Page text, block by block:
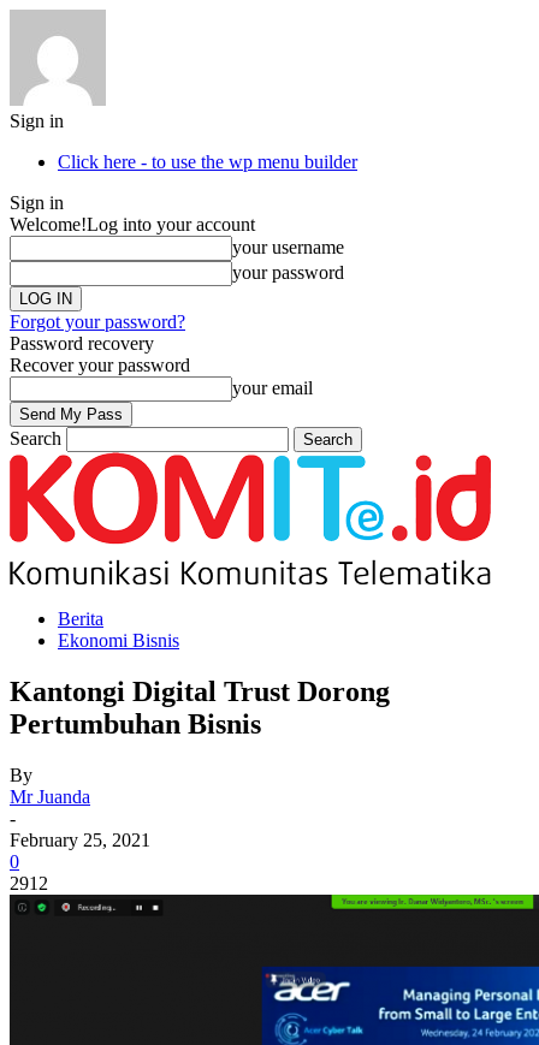
Sign in
Click here - to use the wp menu builder
Sign in
Welcome!Log into your account
your username
your password
Forgot your password?
Password recovery
Recover your password
your email
Search
Berita
Ekonomi Bisnis
Kantongi Digital Trust Dorong
Pertumbuhan Bisnis
By
Mr Juanda
-
February 25, 2021
0
2912